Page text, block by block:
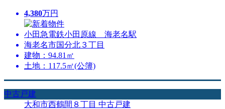
4,380万円
小田急電鉄小田原線 海老名駅
海老名市国分北３丁目
建物：94.81㎡
土地：117.5㎡(公簿)
中古戸建
大和市西鶴間８丁目 中古戸建